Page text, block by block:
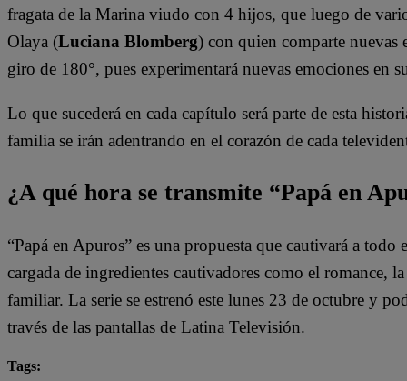
fragata de la Marina viudo con 4 hijos, que luego de
Olaya (Luciana Blomberg) con quien comparte nuevas
giro de 180°, pues experimentará nuevas emociones en
Lo que sucederá en cada capítulo será parte de esta
familia se irán adentrando en el corazón de cada
¿A qué hora se transmite “Papá en
“Papá en Apuros” es una propuesta que cautivará a
cargada de ingredientes cautivadores como el romance,
familiar. La serie se estrenó este lunes 23 de octubre y
través de las pantallas de Latina Televisión.
Tags: